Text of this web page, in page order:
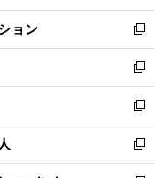
開
く
ウ
で
開
く
ン
ド
ウ
で
開
く
ウ
ィ
ン
ド
ウ
で
開
く
ョン
新
し
い
ウ
ィ
ン
ド
ウ
新
し
い
ウ
ィ
ン
新
し
い
ウ
新
し